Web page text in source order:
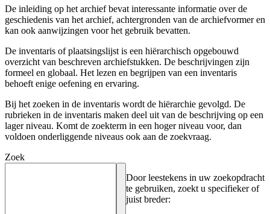
De inleiding op het archief bevat interessante informatie over de
geschiedenis van het archief, achtergronden van de archiefvormer en
kan ook aanwijzingen voor het gebruik bevatten.
De inventaris of plaatsingslijst is een hiërarchisch opgebouwd
overzicht van beschreven archiefstukken. De beschrijvingen zijn
formeel en globaal. Het lezen en begrijpen van een inventaris
behoeft enige oefening en ervaring.
Bij het zoeken in de inventaris wordt de hiërarchie gevolgd. De
rubrieken in de inventaris maken deel uit van de beschrijving op een
lager niveau. Komt de zoekterm in een hoger niveau voor, dan
voldoen onderliggende niveaus ook aan de zoekvraag.
Zoek
Door leestekens in uw zoekopdracht
te gebruiken, zoekt u specifieker of
juist breder: